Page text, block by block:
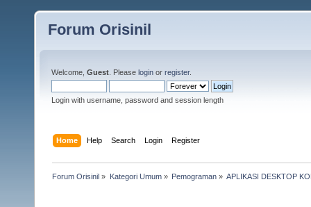
Forum Orisinil
Welcome, Guest . Please login or register.
Login with username, password and session length
Home Help Search Login Register
Forum Orisinil » Kategori Umum» Pemograman» APLIKASI DESKTOP